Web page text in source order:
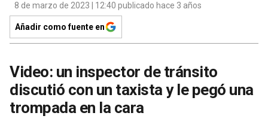
8 de marzo de 2023 | 12:40 publicado hace 3 años
Añadir como fuente en
Video: un inspector de tránsito
discutió con un taxista y le pegó una
trompada en la cara